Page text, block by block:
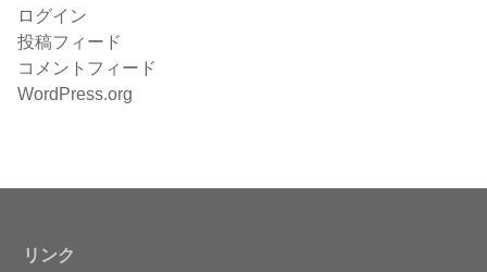
ログイン
投稿フィード
コメントフィード
WordPress.org
リンク